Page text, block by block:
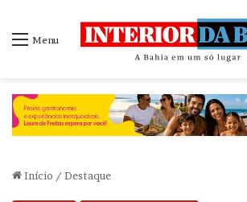
Menu
Início / Destaque